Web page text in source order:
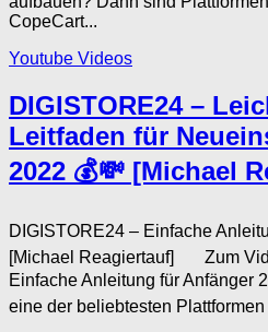
CopeCart...
Youtube Videos
DIGISTORE24 –
Leitfaden für
2022 💰💸 [Michael
DIGISTORE24 – Einfache
[Michael Reagiertauf] Zum
Einfache Anleitung für Anfänger
eine der beliebtesten